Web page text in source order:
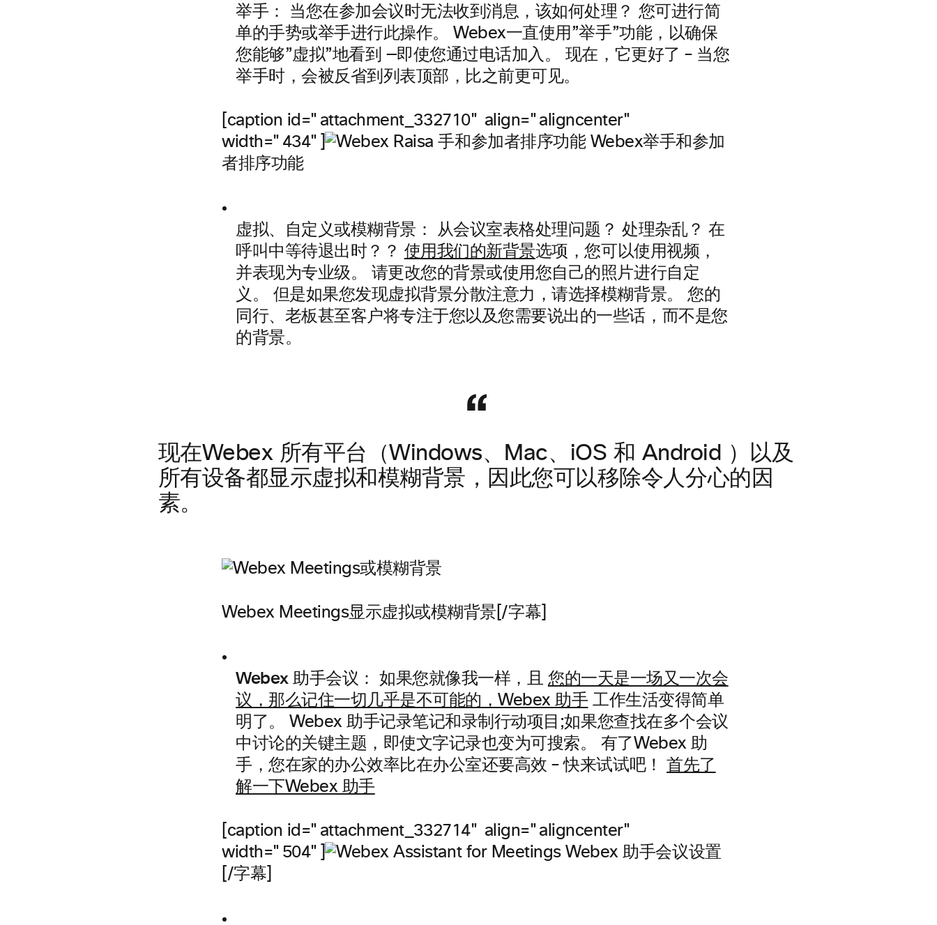
举手 ：
当您在参加会议时无法收到消息，该如何处理？ 您可进行简
单的手势或举手进行此操作。 Webex一直使用”举手”功能，以确保
您能够”虚拟”地看到 —即使您通过电话加入。 现在，它更好了 – 当您
举手时，会被反省到列表顶部，比之前更可见。
[caption id="attachment_332710" align="aligncenter"
width="434"]
Webex举手和参加
者排序功能
虚拟、自定义或模糊背景 ：
从会议室表格处理问题？ 处理杂乱？ 在
呼叫中等待退出时？？ 使用我们的新背景选项，您可以使用视频，
并表现为专业级。 请更改您的背景或使用您自己的照片进行自定
义。 但是如果您发现虚拟背景分散注意力，请选择模糊背景。 您的
同行、老板甚至客户将专注于您以及您需要说出的一些话，而不是您
的背景。
现在Webex 所有平台（Windows、Mac、iOS 和 Android ）以及
所有设备都显示虚拟和模糊背景，因此您可以移除令人分心的因
素。
Webex Meetings显示虚拟或模糊背景[/字幕]
Webex 助手会议： 如果您就像我一样，且 您的一天是一场又一次会
议，那么记住一切几乎是不可能的，Webex 助手 工作生活变得简单
明了。 Webex 助手记录笔记和录制行动项目;如果您查找在多个会议
中讨论的关键主题，即使文字记录也变为可搜索。 有了Webex 助
手，您在家的办公效率比在办公室还要高效 – 快来试试吧！首先了
解一下Webex 助手
[caption id="attachment_332714" align="aligncenter"
width="504"]
Webex 助手会议设置
[/字幕]